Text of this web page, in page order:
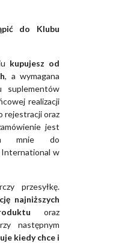
do Klubu
kupujesz od
, a wymagana
suplementów
realizacji
rejestracji oraz
jest
mnie do
International w
przesyłkę.
najniższych
oraz
następnym
kiedy chce i